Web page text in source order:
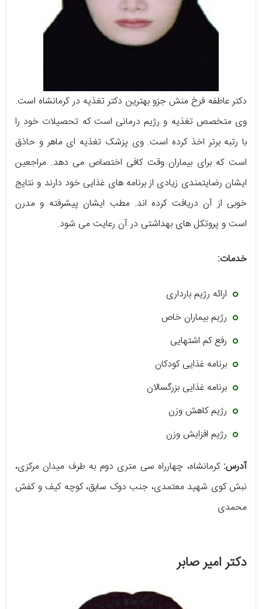
دکتر عاطفه فرخ منش جزو بهترین دکتر تغذیه در کرمانشاه است.
وی متخصص تغذیه و رژیم درمانی است که تحصیلات خود را
با رتبه برتر اخذ کرده است. وی پزشک تغذیه ای ماهر و حاذق
است که برای بیماران وقت کافی اختصاص می دهد. مراجعین
ایشان رضایتمندی زیادی از برنامه های غذایی خود دارند و نتایج
خوبی از آن دریافت کرده اند. مطب ایشان پیشرفته و مدرن
است و پروتکل های بهداشتی در آن رعایت می شود.
خدمات:
ارائه رژیم بارداری
رژیم بیماران خاص
رفع کم اشتهایی
برنامه غذایی کودکان
برنامه غذایی بزرگسالان
رژیم کاهش وزن
رژیم افزایش وزن
آدرس: کرمانشاه، چهارراه سی متری دوم به طرف میدان مرکزی،
نبش کوی شهید معتمدی، جنب دوک سابق، کوچه کیف و کفش
محمدی
دکتر امیر صابر